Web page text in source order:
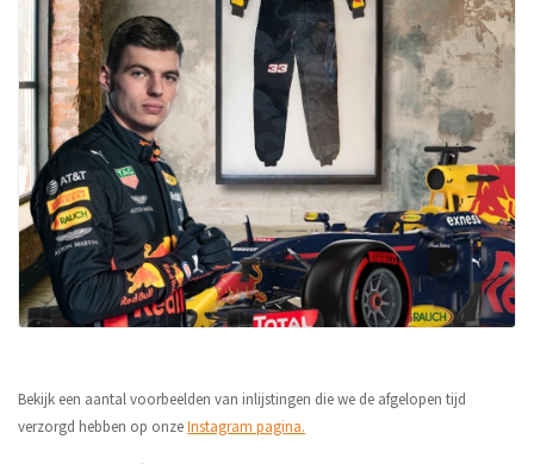
Bekijk een aantal voorbeelden van inlijstingen die we de afgelopen tijd
verzorgd hebben op onzeInstagram pagina.